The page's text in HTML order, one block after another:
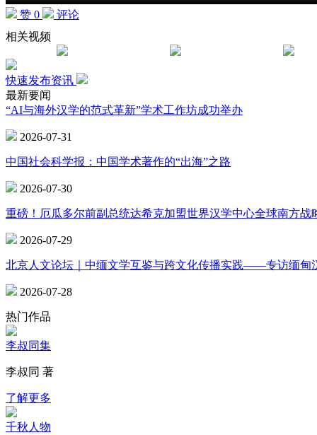
赞 0
评论
相关视频
快速发布资讯
最新要闻
“AI与海外汉学的范式革新”学术工作坊成功举办
2026-07-31
中国社会科学报：中国学术著作的“出海”之路
2026-07-30
重磅！厄瓜多尔前副总统达希克加盟世界汉学中心全球南方战
2026-07-29
北京人文论坛｜中缅文学互鉴与跨文化传播实践——专访缅甸
2026-07-28
热门作品
李叔同集
李叔同 著
了解更多
千秋人物